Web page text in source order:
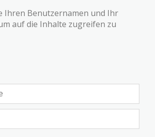
Ihren Benutzernamen und Ihr
auf die Inhalte zugreifen zu